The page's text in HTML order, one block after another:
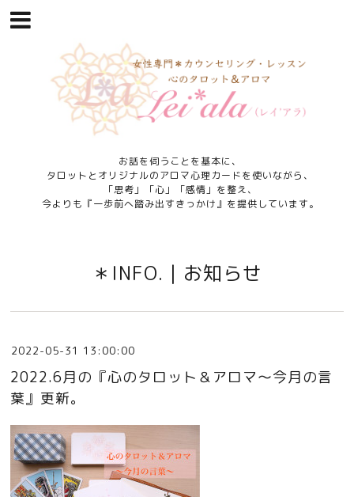
お話を伺うことを基本に、
タロットとオリジナルのアロマ心理カードを使いながら、
「思考」「心」「感情」を整え、
今よりも『一歩前へ踏み出すきっかけ』を提供しています。
＊INFO.｜お知らせ
2022-05-31 13:00:00
2022.6月の『心のタロット＆アロマ〜今月の言
葉』更新。